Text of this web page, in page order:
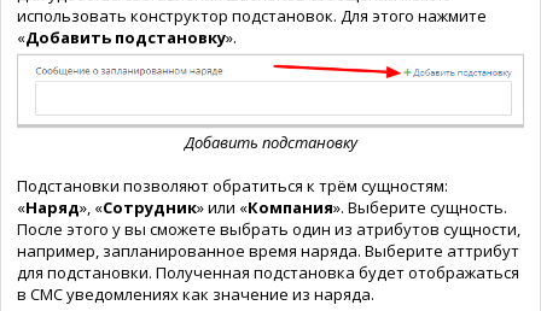
использовать конструктор подстановок. Для этого нажмите
«Добавить подстановку».
Добавить подстановку
Подстановки позволяют обратиться к трём сущностям:
«Наряд», «Сотрудник» или «Компания». Выберите сущность.
После этого у вы сможете выбрать один из атрибутов сущности,
например, запланированное время наряда. Выберите аттрибут
для подстановки. Полученная подстановка будет отображаться
в СМС уведомлениях как значение из наряда.